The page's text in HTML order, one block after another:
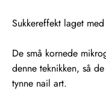
Sukkereffekt laget
De små kornede
denne teknikken, så
tynne nail art.